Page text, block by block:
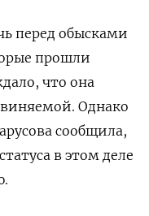
перед обысками
прошли
что она
Однако
сообщила,
в этом деле